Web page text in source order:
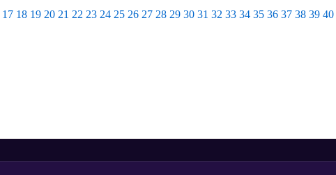
17 18 19 20 21 22 23 24 25 26 27 28 29 30 31 32 33 34 35 36 37 38 39 40